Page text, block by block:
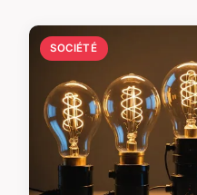
SOCIÉTÉ